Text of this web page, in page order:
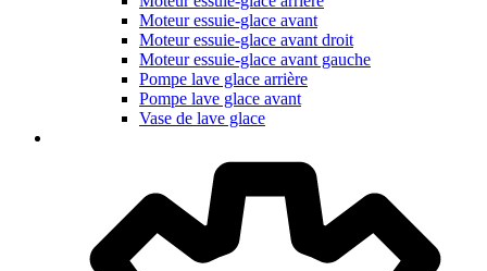
Moteur essuie-glace avant
Moteur essuie-glace avant droit
Moteur essuie-glace avant gauche
Pompe lave glace arrière
Pompe lave glace avant
Vase de lave glace